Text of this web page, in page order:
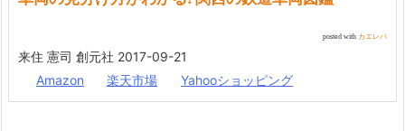
posted with カエレバ
来住 憲司 創元社 2017-09-21
Amazon
楽天市場 Yahooショッピング